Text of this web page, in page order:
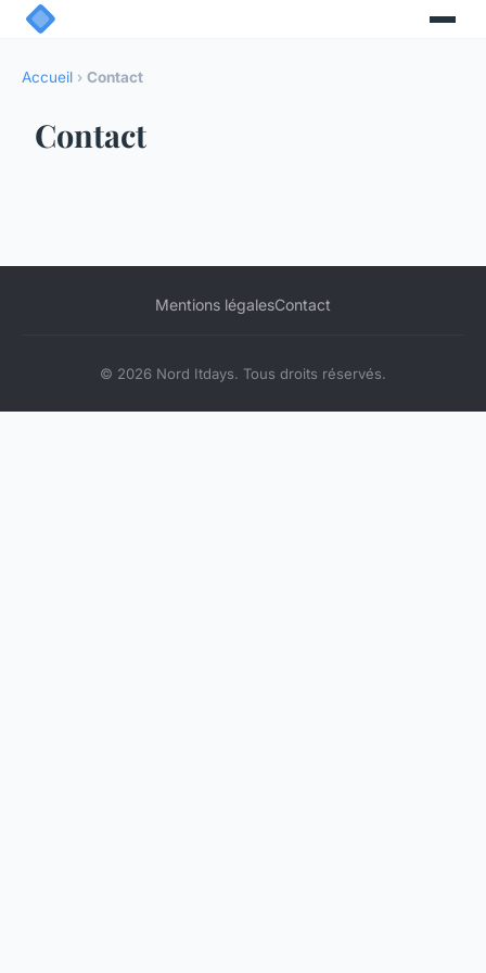
Accueil › Contact
Contact
Mentions légalesContact
© 2026 Nord Itdays. Tous droits réservés.